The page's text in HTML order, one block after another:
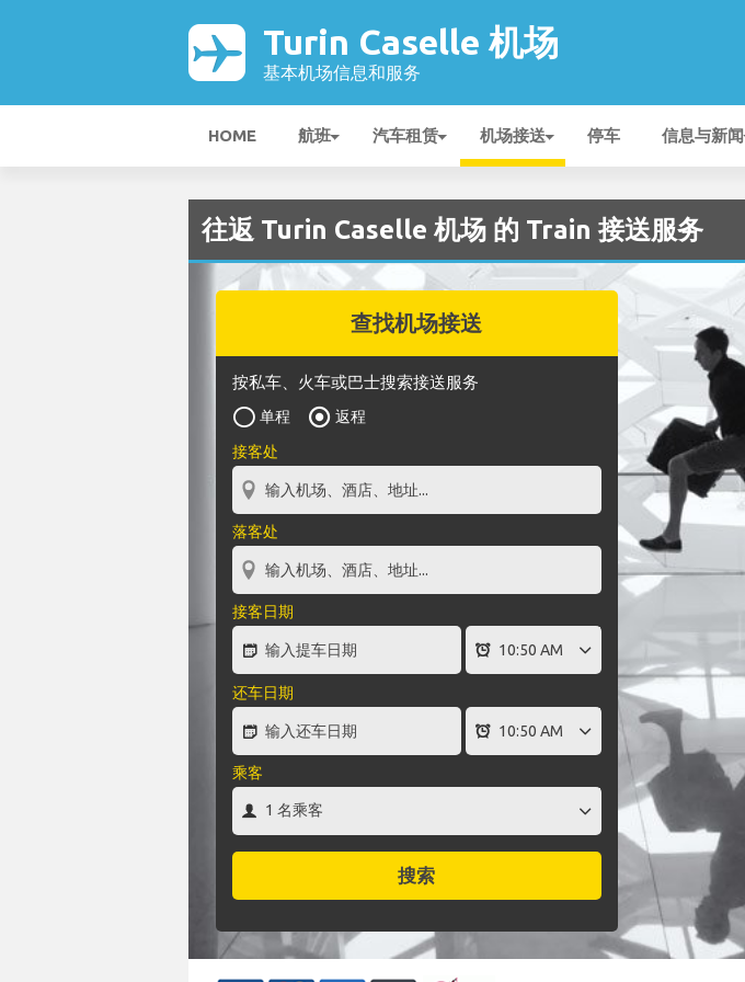
Turin Caselle 机场
基本机场信息和服务
HOME 航班 汽车租赁 机场接送 停车 信息与新闻
往返 Turin Caselle 机场 的 Train 接送服务
查找机场接送
按私车、火车或巴士搜索接送服务
单程
返程
接客处
落客处
接客日期
还车日期
乘客
搜索